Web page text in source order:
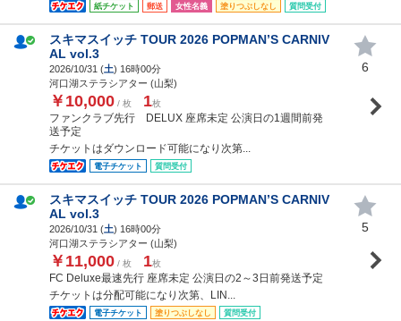
紙チケット 郵送 女性名義 塗りつぶしなし 質問受付
スキマスイッチ TOUR 2026 POPMAN’S CARNIV
AL vol.3
2026/10/31 (土) 16時00分
河口湖ステラシアター (山梨)
￥10,000 / 枚 1枚
ファンクラブ先行 DELUX 座席未定 公演日の1週間前発
送予定
チケットはダウンロード可能になり次第...
電子チケット 質問受付
6
スキマスイッチ TOUR 2026 POPMAN’S CARNIV
AL vol.3
2026/10/31 (土) 16時00分
河口湖ステラシアター (山梨)
￥11,000 / 枚 1枚
FC Deluxe最速先行 座席未定 公演日の2～3日前発送予定
チケットは分配可能になり次第、LIN...
電子チケット 塗りつぶしなし 質問受付
5